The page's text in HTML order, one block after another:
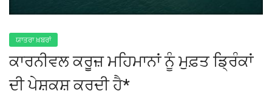
ਯਾਤਰਾ ਖ਼ਬਰਾਂ
ਕਾਰਨੀਵਲ ਕਰੂਜ਼ ਮਹਿਮਾਨਾਂ ਨੂੰ ਮੁਫ਼ਤ ਡ੍ਰਿੰਕਾਂ
ਦੀ ਪੇਸ਼ਕਸ਼ ਕਰਦੀ ਹੈ*